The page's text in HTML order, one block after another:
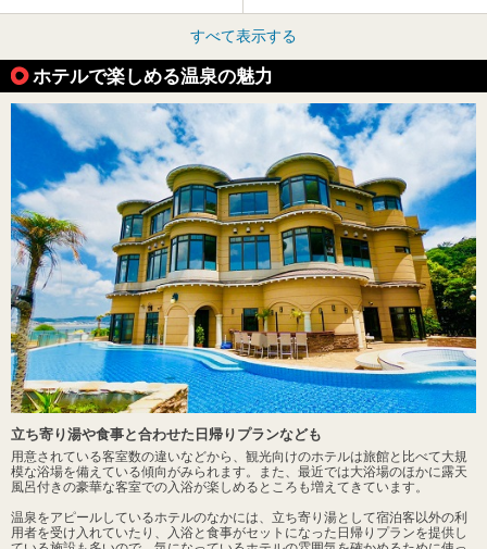
すべて表示する
ホテルで楽しめる温泉の魅力
立ち寄り湯や食事と合わせた日帰りプランなども
用意されている客室数の違いなどから、観光向けのホテルは旅館と比べて大規
模な浴場を備えている傾向がみられます。また、最近では大浴場のほかに露天
風呂付きの豪華な客室での入浴が楽しめるところも増えてきています。
温泉をアピールしているホテルのなかには、立ち寄り湯として宿泊客以外の利
用者を受け入れていたり、入浴と食事がセットになった日帰りプランを提供し